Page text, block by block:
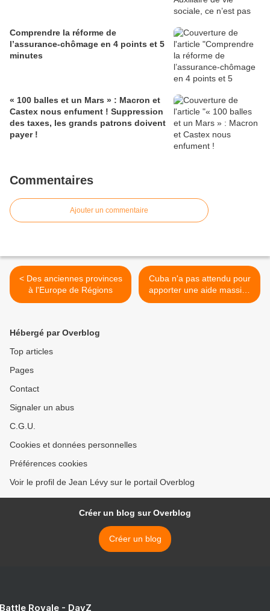
Comprendre la réforme de
l’assurance-chômage en 4 points et 5
minutes
« 100 balles et un Mars » : Macron et
Castex nous enfument ! Suppression
des taxes, les grands patrons doivent
payer !
Commentaires
Ajouter un commentaire
< Des anciennes provinces
à l'Europe de Régions
Cuba n'a pas attendu pour
apporter une aide massive
au peuple d'Haïti >
Hébergé par Overblog
Top articles
Pages
Contact
Signaler un abus
C.G.U.
Cookies et données personnelles
Préférences cookies
Voir le profil de Jean Lévy sur le portail Overblog
Créer un blog sur Overblog
Créer un blog
Royale - DayZ